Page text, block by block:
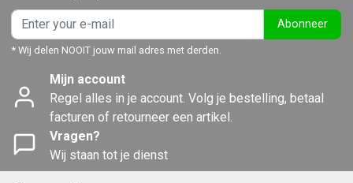
Abonneer
* Wij delen NOOIT jouw mail adres met derden.
Mijn account
Regel alles in je account. Volg je bestelling, betaal
facturen of retourneer een artikel.
Vragen?
Wij staan tot je dienst